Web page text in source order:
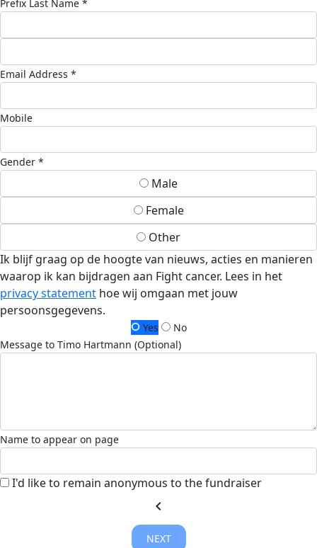
Prefix Last Name *
Email Address *
Mobile
Gender *
Male
Female
Other
Ik blijf graag op de hoogte van nieuws, acties en manieren
waarop ik kan bijdragen aan Fight cancer. Lees in het
privacy statement hoe wij omgaan met jouw
persoonsgegevens.
Yes
No
Message to Timo Hartmann (Optional)
Name to appear on page
I'd like to remain anonymous to the fundraiser
chevron_left
NEXT